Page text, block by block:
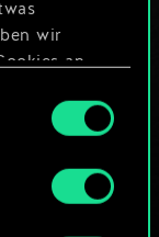
wir
an
Cookies
wo